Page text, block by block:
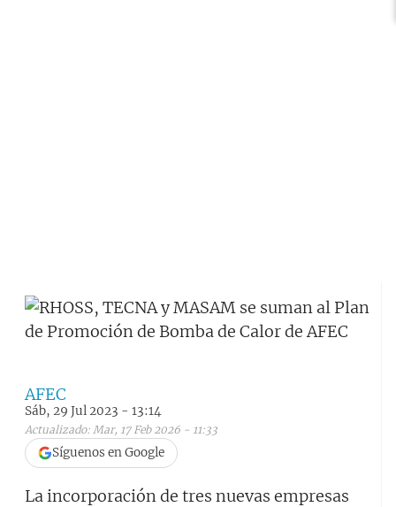
AFEC
Sáb, 29 Jul 2023 - 13:14
Actualizado: Mar, 17 Feb 2026 - 11:33
Síguenos en Google
La incorporación de tres nuevas empresas